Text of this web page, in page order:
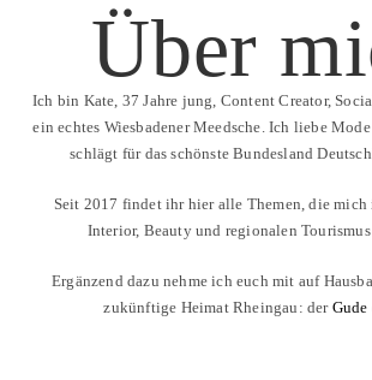
Über
Ich bin Kate, 37 Jahre jung, Content Creator,
ein echtes Wiesbadener Meedsche. Ich liebe
schlägt für das schönste Bundesland
Seit 2017 findet ihr hier alle Themen, die mich
Interior, Beauty und regionalen Tourismus
Ergänzend dazu nehme ich euch mit auf
zukünftige Heimat Rheingau: der Gude